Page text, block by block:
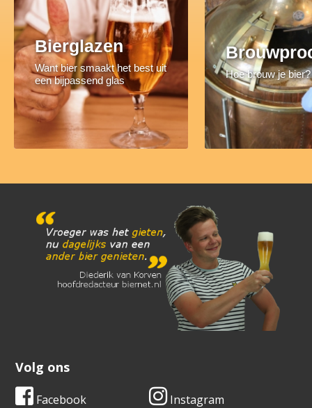
Bierglazen
Want bier smaakt het best uit
een bijpassend glas
Hoe brouw je bier?
Volg ons
Facebook Instagram